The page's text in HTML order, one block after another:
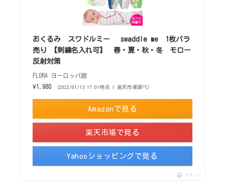
おくるみ スワドルミー swaddle me 1枚バラ
売り 【刺繍名入れ可】 春・夏・秋・冬 モロー
反射対策
FLORA ヨーロッパ館
¥1,980
（2022/01/13 17:01時点 | 楽天市場調べ）
Amazonで見る
楽天市場で見る
Yahooショッピングで見る
ポチップ